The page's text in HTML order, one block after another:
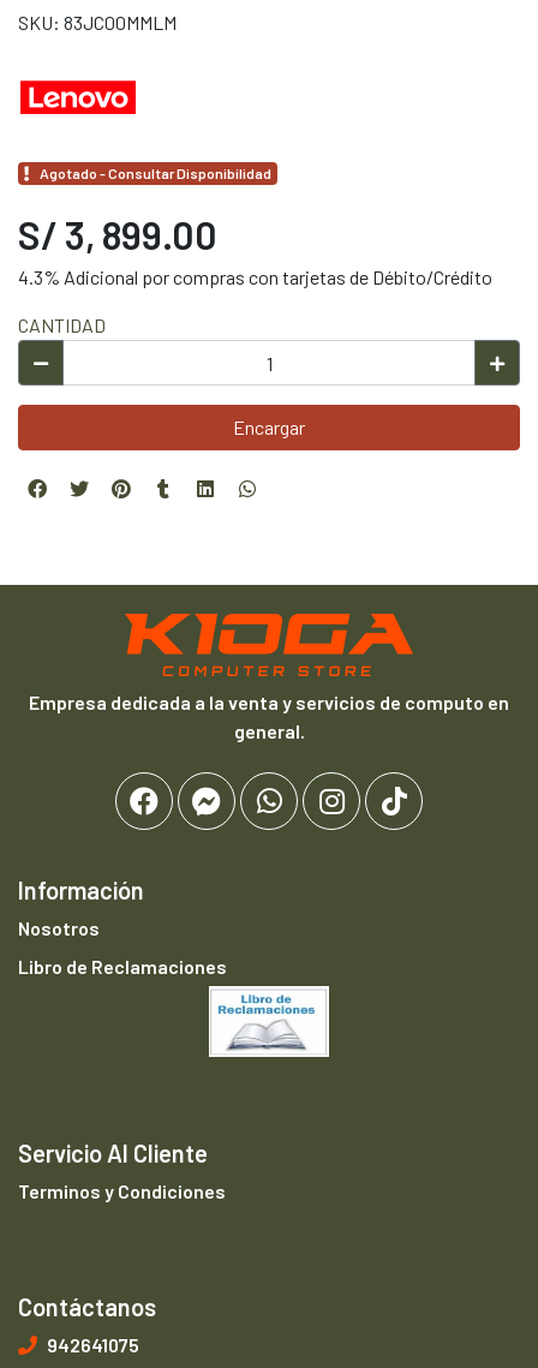
SKU: 83JC00MMLM
Agotado - Consultar Disponibilidad
S/ 3, 899.00
4.3% Adicional por compras con tarjetas de Débito/Crédito
CANTIDAD
Encargar
Empresa dedicada a la venta y servicios de computo en
general.
Información
Nosotros
Libro de Reclamaciones
Servicio Al Cliente
Terminos y Condiciones
Contáctanos
942641075